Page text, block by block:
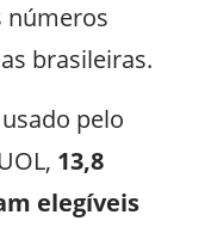
números
brasileiras.
pelo
13,8
elegíveis